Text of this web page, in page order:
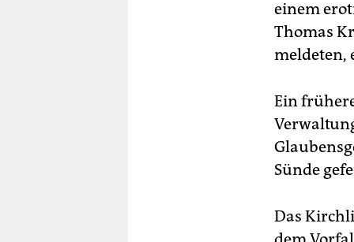
einem
Thomas
meldeten,
Ein
Sünde
Das